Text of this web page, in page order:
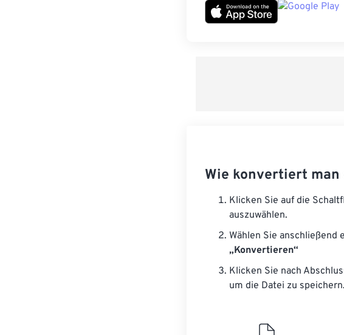
Wie konvertiert man
Klicken Sie auf die
auszuwählen.
Wählen Sie
„Konvertieren“
Klicken Sie nach
um die Datei zu speichern.